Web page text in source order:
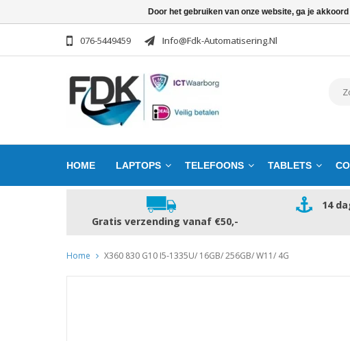
076-5449459 Info@fdk-Automatisering.nl
HOME LAPTOPS TELEFOONS TABLETS
Gratis verzending vanaf €50,-
14
Home X360 830 G10 I5-1335U/ 16GB/ 256GB/ W11/ 4G
Door het gebruiken van onze website, ga je